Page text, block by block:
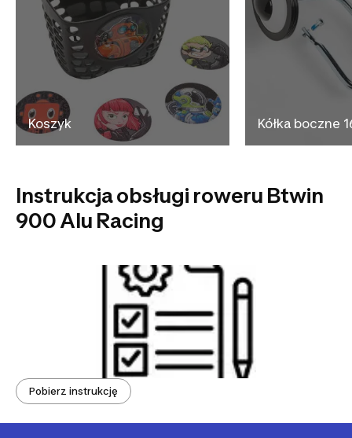
Koszyk Kółka boczne
Instrukcja obsługi roweru Btwin
900 Alu Racing
Pobierz instrukcję